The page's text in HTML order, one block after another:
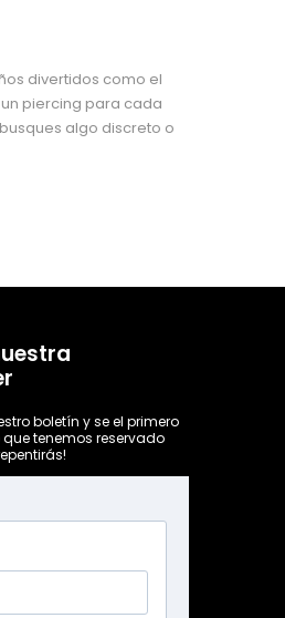
divertidos como el
piercing para cada
algo discreto o
boletín y se el primero
tenemos reservado